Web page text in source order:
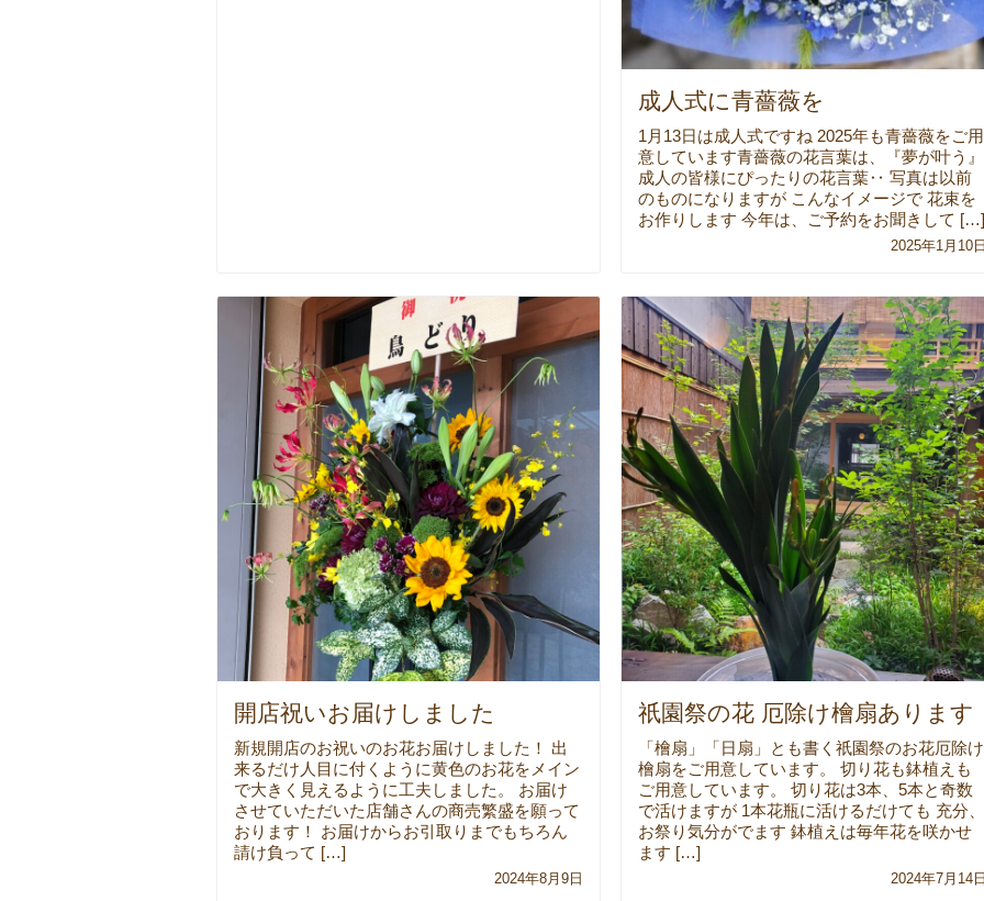
成人式に青薔薇を
1月13日は成人式ですね 2025年も青薔薇をご用
意しています青薔薇の花言葉は、『夢が叶う』
成人の皆様にぴったりの花言葉‥ 写真は以前
のものになりますが こんなイメージで 花束を
お作りします 今年は、ご予約をお聞きして […]
2025年1月10
開店祝いお届けしました
新規開店のお祝いのお花お届けしました！ 出
来るだけ人目に付くように黄色のお花をメイン
で大きく見えるように工夫しました。 お届け
させていただいた店舗さんの商売繁盛を願って
おります！ お届けからお引取りまでもちろん
請け負って […]
2024年8月9日
祇園祭の花 厄除け檜扇あります
「檜扇」「日扇」とも書く祇園祭のお花厄除け
檜扇をご用意しています。 切り花も鉢植えも
ご用意しています。 切り花は3本、5本と奇数
で活けますが 1本花瓶に活けるだけても 充分、
お祭り気分がでます 鉢植えは毎年花を咲かせ
ます […]
2024年7月14